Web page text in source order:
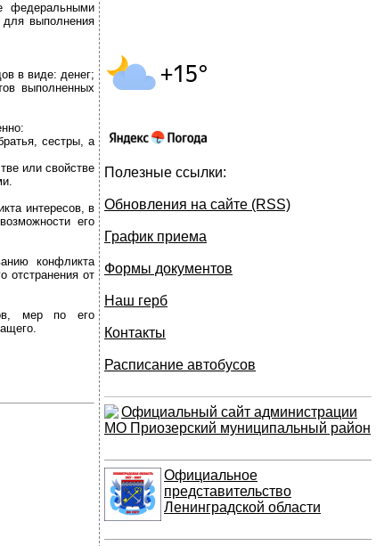
федеральными
для выполнения
в виде: денег;
выполненных
сестры, а
или свойстве
интересов, в
его
конфликта
отстранения от
мер по его
Полезные ссылки:
Обновления на сайте (RSS)
График приема
Формы документов
Наш герб
Контакты
Расписание автобусов
Официальный сайт администрации
МО Приозерский муниципальный район
Официальное
представительство
Ленинградской области